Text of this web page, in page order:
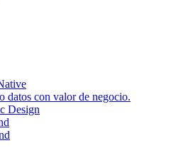
datos con valor de negocio.
Design